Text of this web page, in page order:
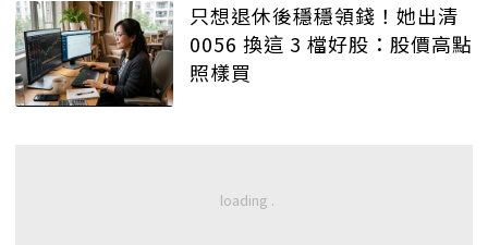
只想退休後穩穩領錢！她出清
0056 換這 3 檔好股：股價高點
照樣買